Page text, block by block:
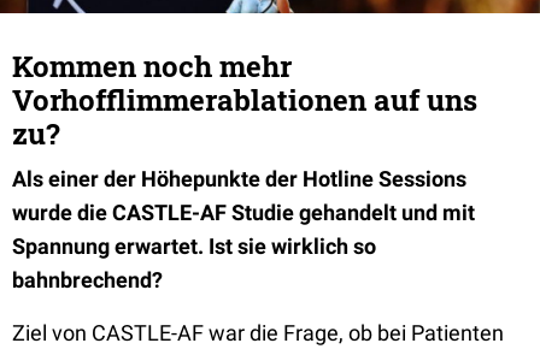
Kommen noch mehr
Vorhofflimmerablationen auf uns
zu?
Als einer der Höhepunkte der Hotline Sessions
wurde die CASTLE-AF Studie gehandelt und mit
Spannung erwartet. Ist sie wirklich so
bahnbrechend?
Ziel von CASTLE-AF war die Frage, ob bei Patienten